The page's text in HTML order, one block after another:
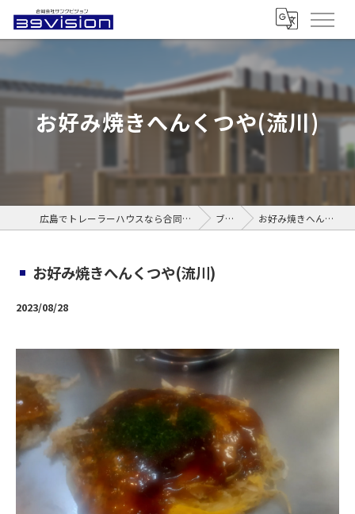
お好み焼きへんくつや(流川)
広島でトレーラーハウスなら合同会社サンクビジョン ブログ お好み焼きへんくつや(流川)
お好み焼きへんくつや(流川)
2023/08/28